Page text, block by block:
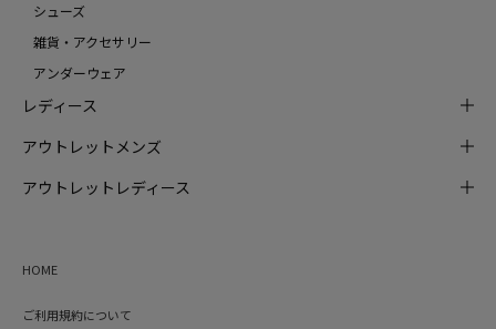
シューズ
雑貨・アクセサリー
アンダーウェア
レディース
アウトレットメンズ
アウトレットレディース
HOME
ご利用規約について